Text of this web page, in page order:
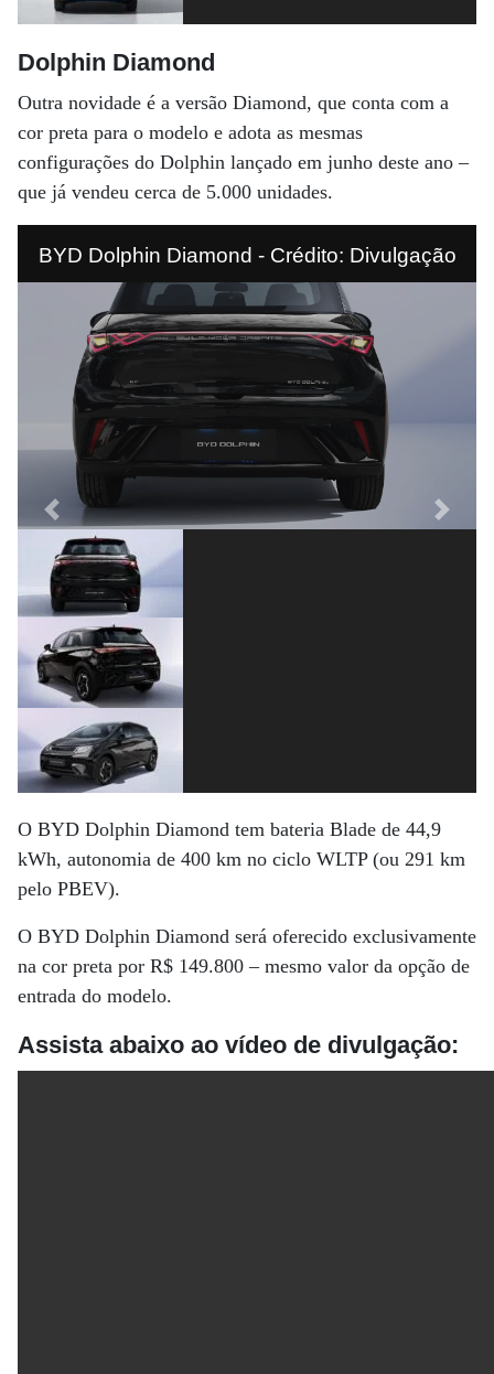
Dolphin Diamond
Outra novidade é a versão Diamond, que conta com a
cor preta para o modelo e adota as mesmas
configurações do Dolphin lançado em junho deste ano –
que já vendeu cerca de 5.000 unidades.
BYD Dolphin Diamond - Crédito: Divulgação
Previous Next
O BYD Dolphin Diamond tem bateria Blade de 44,9
kWh, autonomia de 400 km no ciclo WLTP (ou 291 km
pelo PBEV).
O BYD Dolphin Diamond será oferecido exclusivamente
na cor preta por R$ 149.800 – mesmo valor da opção de
entrada do modelo.
Assista abaixo ao vídeo de divulgação: